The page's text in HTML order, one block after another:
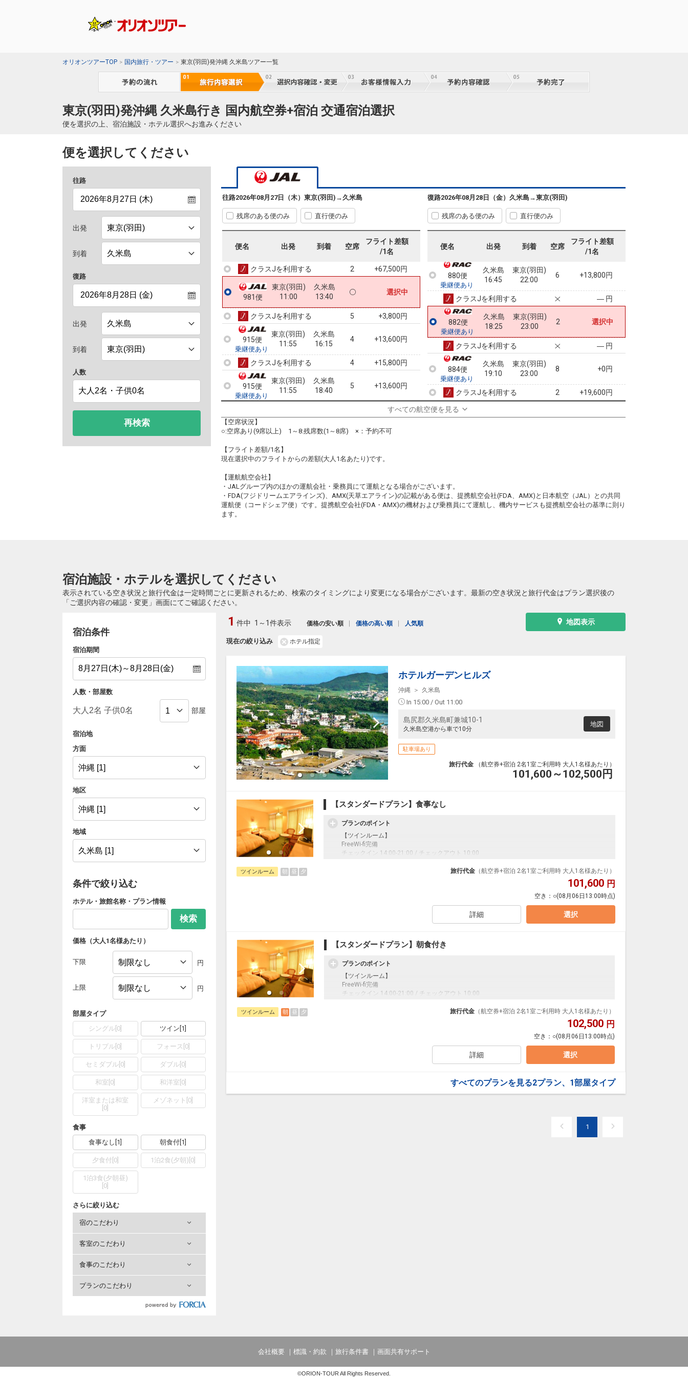
オリオンツアーTOP 国内旅行・ツアー 東京(羽田)発沖縄 久米島ツアー一覧
東京(羽田)発沖縄 久米島行き 国内航空券+宿泊 交通宿泊選択
便を選択の上、宿泊施設・ホテル選択へお進みください
便を選択してください
往路
出発
到着
復路
出発
到着
人数
再検索
往路2026年08月27日（木） 東京(羽田) →久米島
残席のある便のみ 直行便のみ
便名 出発 到着 空席
フライト差額
/1名
クラスJを利用する
909便
乗継便あり
東京(羽田)
09:40
久米島
16:15
2
クラスJを利用する 4
913便
10:40
久米島
16:15
2 +60,700円
クラスJを利用する 2 +67,500円
981便
東京(羽田)
11:00
久米島
13:40
選択中
クラスJを利用する 5 +3,800円
915便
乗継便あり
東京(羽田)
11:55
久米島
16:15
4 +13,600円
クラスJを利用する 4 +15,800円
915便
乗継便あり
東京(羽田)
11:55
久米島
18:40
5 +13,600円
+15,800円
917便
東京(羽田)
13:55
久米島
17:55
+13,600円
クラスJを利用する 2 +15,800円
917便
乗継便あり
13:55
18:40
クラスJを利用する +15,800円
復路2026年08月28日（金） 久米島 →東京(羽田)
残席のある便のみ 直行便のみ
便名 出発 到着 空席
フライト差額
/1名
212便
久米島
12:55
東京(羽田)
18:20
16:45
21:20
880便
久米島
16:45
東京(羽田)
20:25
6 +17,100円
クラスJを利用する ― 円
880便
乗継便あり
久米島
16:45
東京(羽田)
22:00
6 +13,800円
クラスJを利用する ― 円
882便
乗継便あり
久米島
18:25
東京(羽田)
23:00
2 選択中
クラスJを利用する ― 円
884便
乗継便あり
久米島
19:10
東京(羽田)
23:00
8 +0円
クラスJを利用する 2 +19,600円
すべての航空便を見る
【空席状況】
○:空席あり(9席以上) 1～8:残席数(1～8席) ×：予約不可
【フライト差額/1名】
現在選択中のフライトからの差額(大人1名あたり)です。
【運航航空会社】
・JALグループ内のほかの運航会社・乗務員にて運航となる場合がございます。
・FDA(フジドリームエアラインズ)、AMX(天草エアライン)の記載がある便は、提携航空会社(FDA、AMX)と日本航空（JAL）との共同
運航便（コードシェア便）です。提携航空会社(FDA・AMX)の機材および乗務員にて運航し、機内サービスも提携航空会社の基準に則り
ます。
宿泊施設・ホテルを選択してください
表示されている空き状況と旅行代金は一定時間ごとに更新されるため、検索のタイミングにより変更になる場合がございます。最新の空き状況と旅行代金はプラン選択後の
「ご選択内容の確認・変更」画面にてご確認ください。
宿泊条件
宿泊期間
人数・部屋数
部屋
宿泊地
方面
地区
地域
条件で絞り込む
ホテル・旅館名称・プラン情報
検索
価格（大人1名様あたり）
下限 円
上限 円
部屋タイプ
シングル 0 ツイン 1
トリプル 0 フォース 0]
セミダブル[ 0] ダブル 0
和室 0 和洋室 0
洋室または和室
0
メゾネット 0
食事
食事なし 1 朝食付 1
夕食付 0] 1泊2食(夕朝) 0
1泊3食(夕朝昼)
0
さらに絞り込む
宿のこだわり
客室のこだわり
食事のこだわり
プランのこだわり
地図表示
現在の絞り込み ホテル指定
1 件中 1～1件表示 価格の安い順 価格の高い順 人気順
ホテルガーデンヒルズ
沖縄 久米島
In 15:00 / Out 11:00
島尻郡久米島町兼城10-1
久米島空港から車で10分
地図
駐車場あり
旅行代金 （航空券+宿泊 2名1室ご利用時 大人1名様あたり）
101,600～102,500 円
【スタンダードプラン】食事なし
プランのポイント
【ツインルーム】
FreeWi-fi完備
チェックイン 14:00-21:00 / チェックアウト 10:00
無料のランドリーサービス、無料の自転車貸し出しサービスもしております。
ロビーにてパソコンコーナー設置
ツインルーム 朝 昼 夕 旅行代金 （航空券+宿泊 2名1室ご利用時 大人1名様あたり）
101,600 円
空き： ○(08月06日13:00時点)
詳細 選択
【スタンダードプラン】朝食付き
プランのポイント
【ツインルーム】
FreeWi-fi完備
チェックイン 14:00-21:00 / チェックアウト 10:00
無料のランドリーサービス、無料の自転車貸し出しサービスもしております。
ロビーにてパソコンコーナー設置
ツインルーム 朝 昼 夕 旅行代金 （航空券+宿泊 2名1室ご利用時 大人1名様あたり）
102,500 円
空き： ○(08月06日13:00時点)
詳細 選択
すべてのプランを見る2プラン、1部屋タイプ
1
会社概要 標識・約款 旅行条件書 画面共有サポート
©ORION-TOUR All Rights Reserved.